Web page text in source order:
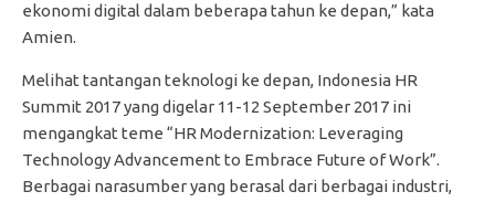
ekonomi digital dalam beberapa tahun ke depan,” kata
Amien.
Melihat tantangan teknologi ke depan, Indonesia HR
Summit 2017 yang digelar 11-12 September 2017 ini
mengangkat teme “HR Modernization: Leveraging
Technology Advancement to Embrace Future of Work”.
Berbagai narasumber yang berasal dari berbagai industri,